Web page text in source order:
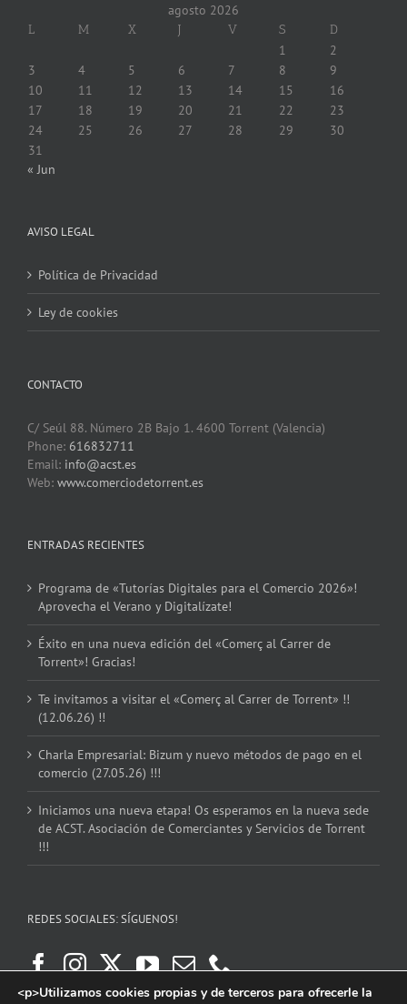
agosto 2026
L M X J V S D
1
2
3
4 5 6 7 8
9
10
11 12 13 14 15
16
17
18 19 20 21 22
23
24
25 26 27 28 29
30
31
« Jun
AVISO LEGAL
Política de Privacidad
Ley de cookies
CONTACTO
C/ Seúl 88. Número 2B Bajo 1. 4600 Torrent (Valencia)
Phone: 616832711
Email: info@acst.es
Web: www.comerciodetorrent.es
ENTRADAS RECIENTES
Programa de «Tutorías Digitales para el Comercio 2026»!
Aprovecha el Verano y Digitalízate!
Éxito en una nueva edición del «Comerç al Carrer de
Torrent»! Gracias!
Te invitamos a visitar el «Comerç al Carrer de Torrent» !!
(12.06.26) !!
Charla Empresarial: Bizum y nuevo métodos de pago en el
comercio (27.05.26) !!!
Iniciamos una nueva etapa! Os esperamos en la nueva sede
de ACST. Asociación de Comerciantes y Servicios de Torrent
!!!
REDES SOCIALES: SÍGUENOS!
<p>Utilizamos cookies propias y de terceros para ofrecerle la